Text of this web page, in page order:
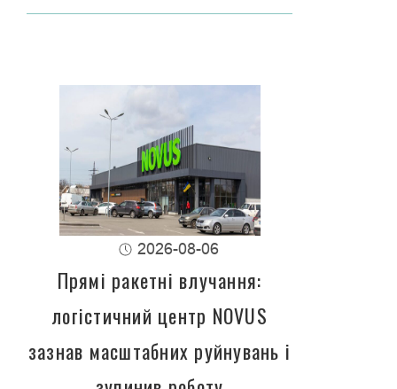
2026-08-06
Прямі ракетні влучання:
логістичний центр NOVUS
зазнав масштабних руйнувань і